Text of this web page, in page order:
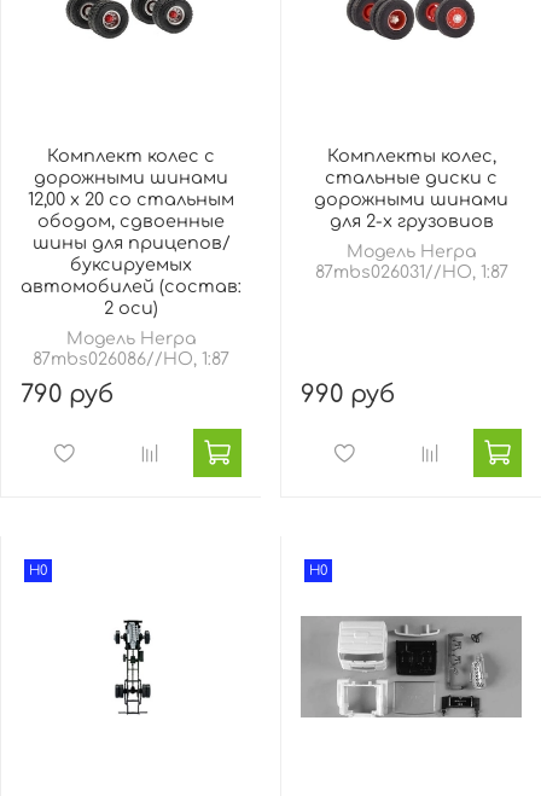
Комплект колес с
дорожными шинами
12,00 x 20 со стальным
ободом, сдвоенные
шины для прицепов/
буксируемых
автомобилей (состав:
2 оси)
Модель Herpa
87mbs026086//HO, 1:87
790 руб
Комплекты колес,
стальные диски с
дорожными шинами
для 2-х грузовиов
Модель Herpa
87mbs026031//HO, 1:87
990 руб
H0 H0